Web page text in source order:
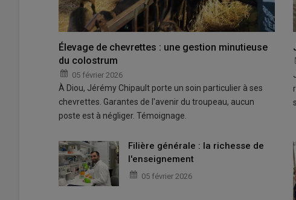
Élevage de chevrettes : une gestion minutieuse
du colostrum
05 février 2026
À Diou, Jérémy Chipault porte un soin particulier à ses
chevrettes. Garantes de l'avenir du troupeau, aucun
poste est à négliger. Témoignage.
Filière générale : la richesse de
l'enseignement
05 février 2026